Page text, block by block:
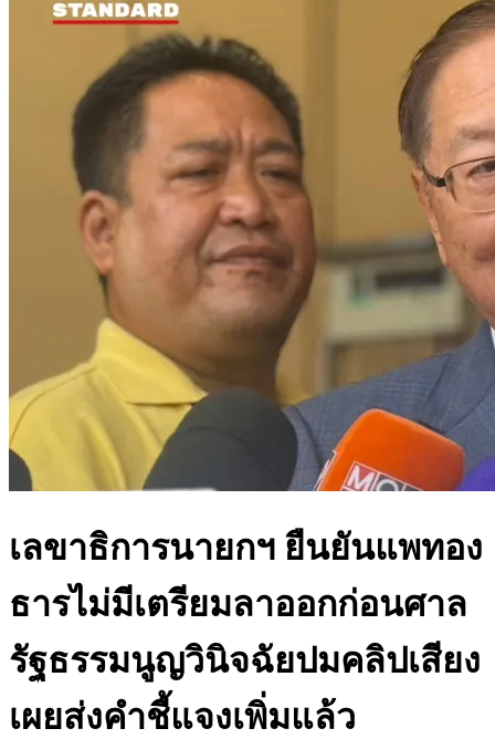
เลขาธิการนายกฯ ยืนยันแพทอง
ธารไม่มีเตรียมลาออกก่อนศาล
รัฐธรรมนูญวินิจฉัยปมคลิปเสียง
เผยส่งคำชี้แจงเพิ่มแล้ว